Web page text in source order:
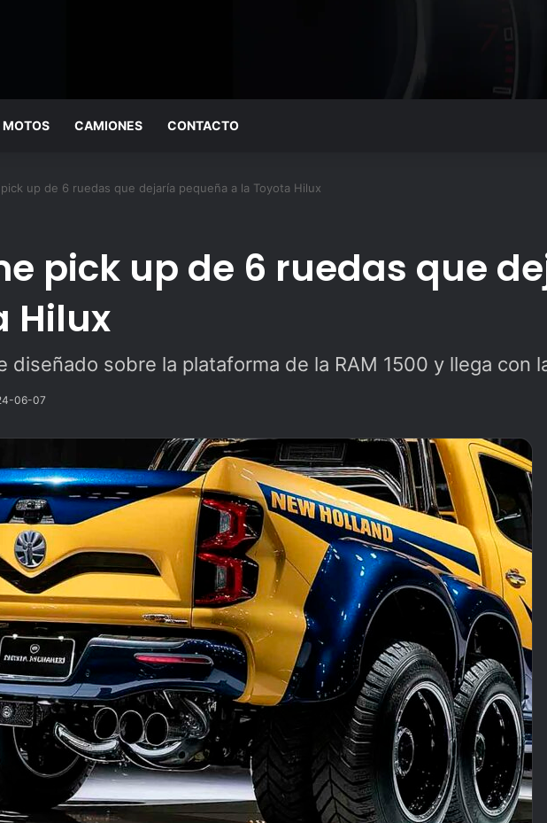
MOTOS CAMIONES CONTACTO
up de 6 ruedas que dejaría pequeña a la Toyota Hilux
pick up de 6 ruedas que
Hilux
diseñado sobre la plataforma de la RAM 1500 y llega con
06-07